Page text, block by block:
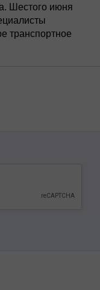
Шестого июня
транспортное